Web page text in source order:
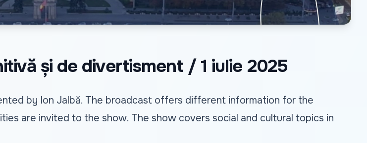
și de divertisment / 1 iulie 2025
by Ion Jalbă. The broadcast offers different information for the
are invited to the show. The show covers social and cultural topics in